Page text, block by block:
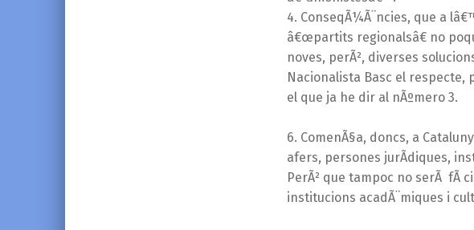
4. ConseqÃ¼Ã¨ncies, que a
â€œpartits regionalsâ€ no
noves, perÃ², diverses
Nacionalista Basc el respecte,
el que ja he dir al nÃºmero 3.
6. ComenÃ§a, doncs, a
afers, persones jurÃ­diques,
PerÃ² que tampoc no serÃ fÃ
institucions acadÃ¨miques i